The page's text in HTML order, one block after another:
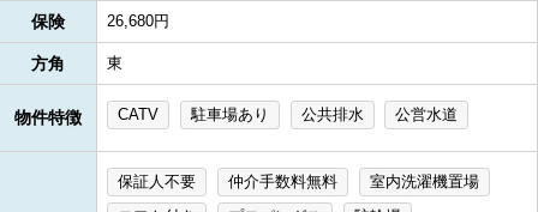
保険 26,680円
方角 東
物件特徴 CATV 駐車場あり 公共排水 公営水道
保証人不要 仲介手数料無料
室内洗濯機置場